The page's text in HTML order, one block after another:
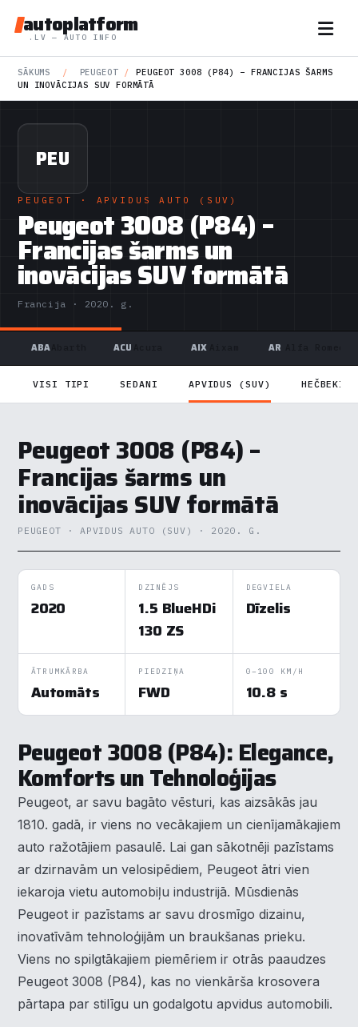
autoplatform
.LV — AUTO INFO
SĀKUMS / PEUGEOT /
PEUGEOT 3008 (P84) – FRANCIJAS ŠARMS
UN INOVĀCIJAS SUV FORMĀTĀ
PEU
PEUGEOT · APVIDUS AUTO (SUV)
Peugeot 3008 (P84) –
Francijas šarms un
inovācijas SUV formātā
Francija · 2020. g.
ABA ACU AIX AR
VISI TIPI SEDANI APVIDUS (SUV) HEČBEKI
Peugeot 3008 (P84) –
Francijas šarms un
inovācijas SUV formātā
PEUGEOT · APVIDUS AUTO (SUV) · 2020. G.
GADS
2020
DZINĒJS
1.5 BlueHDi
130 ZS
DEGVIELA
Dīzelis
ĀTRUMKĀRBA
Automāts
PIEDZIŅA
FWD
0–100 KM/H
10.8 s
Peugeot 3008 (P84): Elegance,
Komforts un Tehnoloģijas
Peugeot, ar savu bagāto vēsturi, kas aizsākās jau
1810. gadā, ir viens no vecākajiem un cienījamākajiem
auto ražotājiem pasaulē. Lai gan sākotnēji pazīstams
ar dzirnavām un velosipēdiem, Peugeot ātri vien
iekaroja vietu automobiļu industrijā. Mūsdienās
Peugeot ir pazīstams ar savu drosmīgo dizainu,
inovatīvām tehnoloģijām un braukšanas prieku.
Viens no spilgtākajiem piemēriem ir otrās paaudzes
Peugeot 3008 (P84), kas no vienkārša krosovera
pārtapa par stilīgu un godalgotu apvidus automobili.